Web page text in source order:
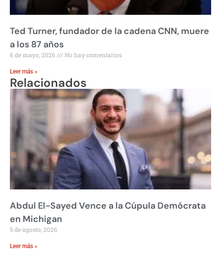
Ted Turner, fundador de la cadena CNN, muere
a los 87 años
6 de mayo, 2026 No hay comentarios
Leer más »
Relacionados
Abdul El-Sayed Vence a la Cúpula Demócrata
en Michigan
5 de agosto, 2026
Leer más »